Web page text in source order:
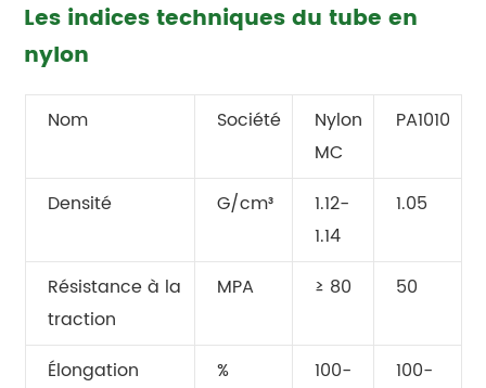
Les indices techniques du tube en
nylon
Nom Société
Nylon
MC
PA1010
Densité G/cm³
1.12-
1.14
1.05
Résistance à la
traction
MPA ≥ 80 50
Élongation %
100-
100-